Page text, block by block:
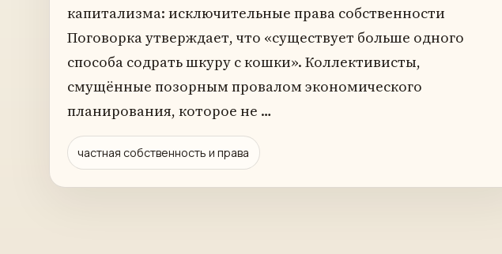
капитализма: исключительные права собственности
Поговорка утверждает, что «существует больше одного
способа содрать шкуру с кошки». Коллективисты,
смущённые позорным провалом экономического
планирования, которое не …
частная собственность и права